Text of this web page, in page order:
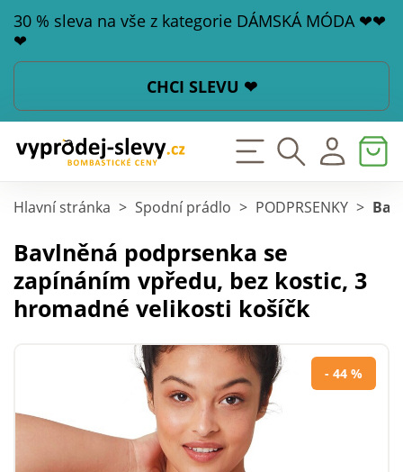
30 % sleva na vše z kategorie DÁMSKÁ MÓDA ❤❤
❤
CHCI SLEVU ❤
Hlavní stránka > Spodní prádlo > PODPRSENKY >
Bavlněná podprsenka se
zapínáním vpředu, bez kostic, 3
hromadné velikosti košíčk
- 44 %